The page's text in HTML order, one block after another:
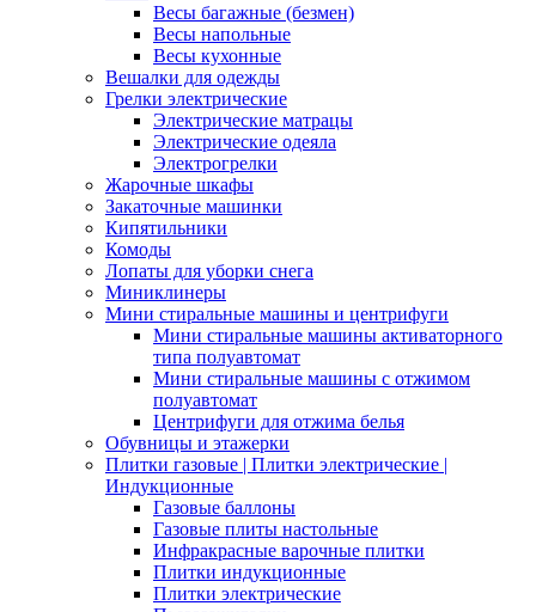
Весы багажные (безмен)
Весы напольные
Весы кухонные
Вешалки для одежды
Грелки электрические
Электрические матрацы
Электрические одеяла
Электрогрелки
Жарочные шкафы
Закаточные машинки
Кипятильники
Комоды
Лопаты для уборки снега
Миниклинеры
Мини стиральные машины и центрифуги
Мини стиральные машины активаторного
типа полуавтомат
Мини стиральные машины с отжимом
полуавтомат
Центрифуги для отжима белья
Обувницы и этажерки
Плитки газовые | Плитки электрические |
Индукционные
Газовые баллоны
Газовые плиты настольные
Инфракрасные варочные плитки
Плитки индукционные
Плитки электрические